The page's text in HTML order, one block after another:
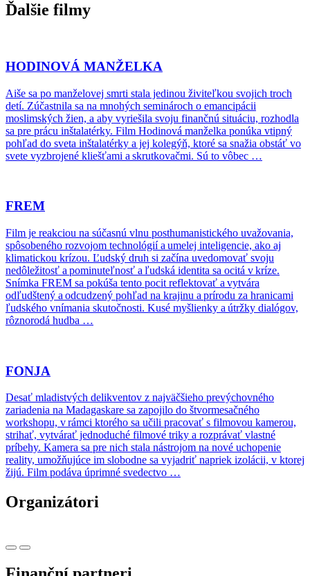
Ďalšie filmy
HODINOVÁ MANŽELKA
Aiše sa po manželovej smrti stala jedinou živiteľkou svojich troch
detí. Zúčastnila sa na mnohých seminároch o emancipácii
moslimských žien, a aby vyriešila svoju finančnú situáciu, rozhodla
sa pre prácu inštalatérky. Film Hodinová manželka ponúka vtipný
pohľad do sveta inštalatérky a jej kolegýň, ktoré sa snažia obstáť vo
svete vyzbrojené kliešťami a skrutkovačmi. Sú to vôbec …
FREM
Film je reakciou na súčasnú vlnu posthumanistického uvažovania,
spôsobeného rozvojom technológií a umelej inteligencie, ako aj
klimatickou krízou. Ľudský druh si začína uvedomovať svoju
nedôležitosť a pominuteľnosť a ľudská identita sa ocitá v kríze.
Snímka FREM sa pokúša tento pocit reflektovať a vytvára
odľudštený a odcudzený pohľad na krajinu a prírodu za hranicami
ľudského vnímania skutočnosti. Kusé myšlienky a útržky dialógov,
rôznorodá hudba …
FONJA
Desať mladistvých delikventov z najväčšieho prevýchovného
zariadenia na Madagaskare sa zapojilo do štvormesačného
workshopu, v rámci ktorého sa učili pracovať s filmovou kamerou,
strihať, vytvárať jednoduché filmové triky a rozprávať vlastné
príbehy. Kamera sa pre nich stala nástrojom na nové uchopenie
reality, umožňujúce im slobodne sa vyjadriť napriek izolácii, v ktorej
žijú. Film podáva úprimné svedectvo …
Organizátori